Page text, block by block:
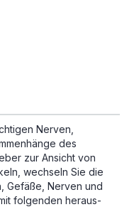
Nerven,
des
zur Ansicht von
wechseln Sie die
Gefäße, Nerven und
folgenden heraus-